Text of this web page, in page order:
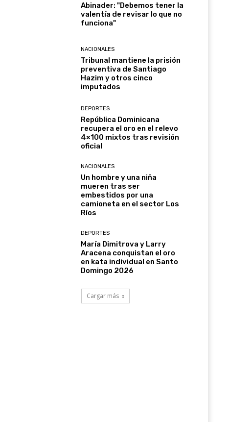
Abinader: "Debemos tener la
valentía de revisar lo que no
funciona"
NACIONALES
Tribunal mantiene la prisión
preventiva de Santiago
Hazim y otros cinco
imputados
DEPORTES
República Dominicana
recupera el oro en el relevo
4×100 mixtos tras revisión
oficial
NACIONALES
Un hombre y una niña
mueren tras ser
embestidos por una
camioneta en el sector Los
Ríos
DEPORTES
María Dimitrova y Larry
Aracena conquistan el oro
en kata individual en Santo
Domingo 2026
Cargar más